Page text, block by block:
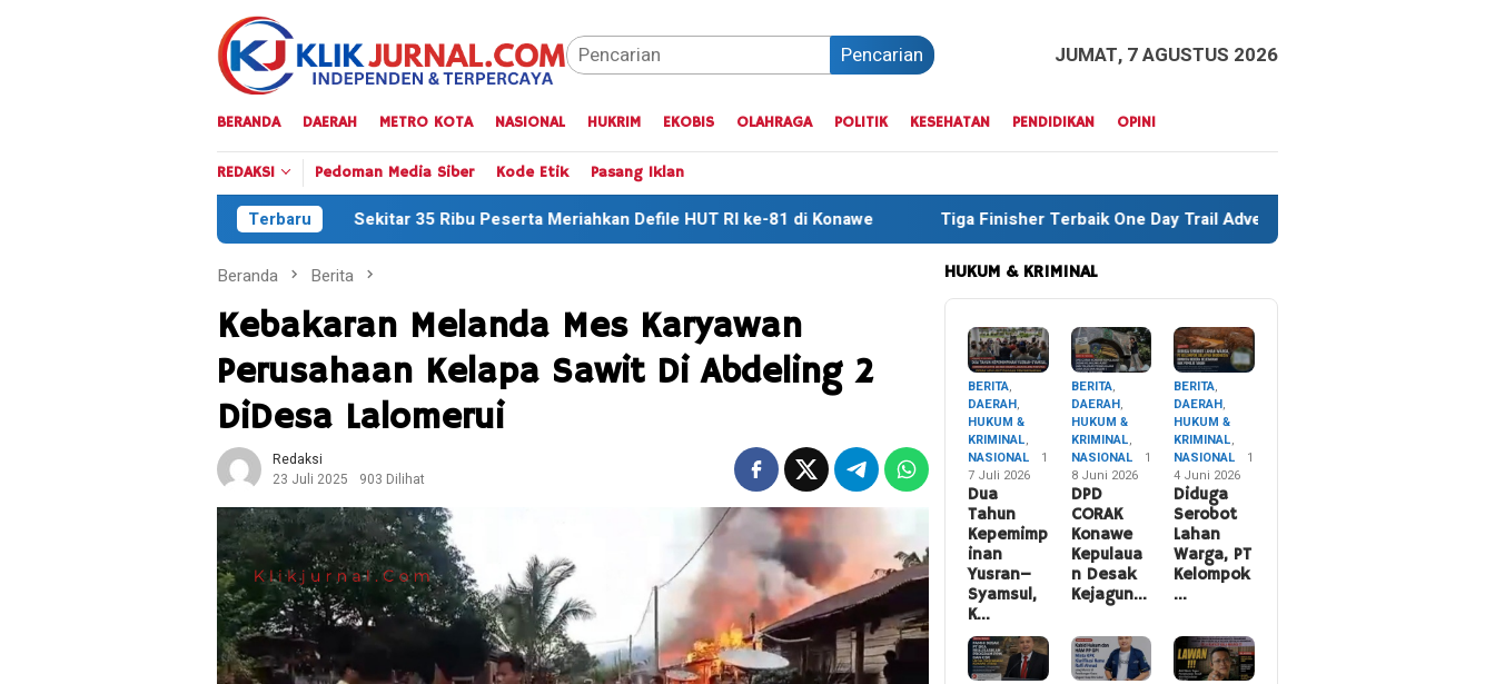
Pencarian JUMAT, 7 AGUSTUS 2026
BERANDA DAERAH METRO KOTA NASIONAL HUKRIM EKOBIS OLAHRAGA POLITIK KESEHATAN PENDIDIKAN OPINI
REDAKSI Pedoman Media Siber Kode Etik Pasang Iklan
Terbaru
Sekitar 35 Ribu Peserta Meriahkan Defile HUT RI ke-81 di Konawe Tiga Finisher Terbaik One Day Trail Adventure Liwu Mokesa Berhasil Taklukkan Jalur
Beranda Berita
Kebakaran Melanda Mes Karyawan
Perusahaan Kelapa Sawit Di Abdeling 2
DiDesa Lalomerui
Redaksi
23 Juli 2025
903 Dilihat
HUKUM & KRIMINAL
BERITA,
DAERAH,
HUKUM &
KRIMINAL,
NASIONAL
1
7 Juli 2026
Dua
Tahun
Kepemimp
inan
Yusran–
Syamsul,
K…
BERITA,
DAERAH,
HUKUM &
KRIMINAL,
NASIONAL
1
8 Juni 2026
DPD
CORAK
Konawe
Kepulaua
n Desak
Kejagun…
BERITA,
DAERAH,
HUKUM &
KRIMINAL,
NASIONAL
1
4 Juni 2026
Diduga
Serobot
Lahan
Warga, PT
Kelompok
…